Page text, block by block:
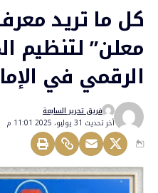
كل ما تريد
معلن” لتنظيم
الرقمي في
أخر تحديث 31 يوليو، 2025 11:01 م
فريق تحرير السابعة